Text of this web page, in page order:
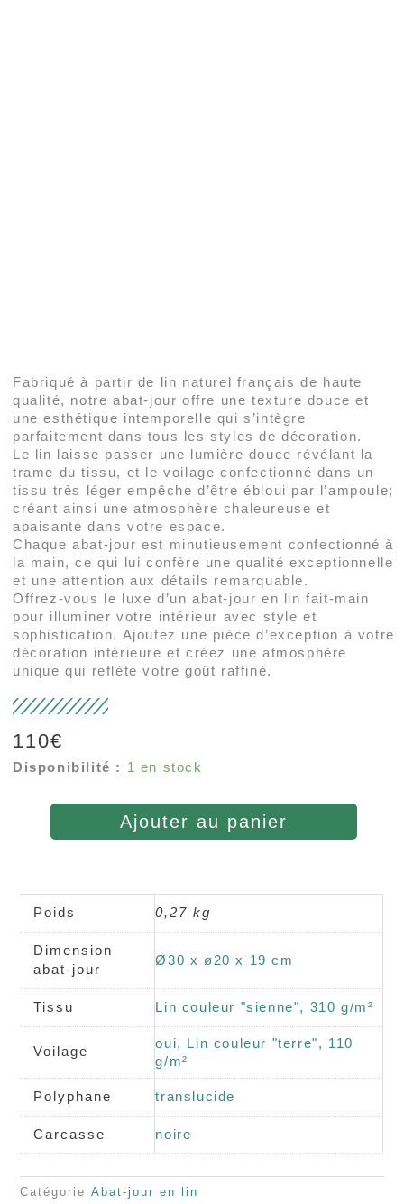
Fabriqué à partir de lin naturel français de haute
qualité, notre abat-jour offre une texture douce et
une esthétique intemporelle qui s’intègre
parfaitement dans tous les styles de décoration.
Le lin laisse passer une lumière douce révélant la
trame du tissu, et le voilage confectionné dans un
tissu très léger empêche d’être ébloui par l’ampoule;
créant ainsi une atmosphère chaleureuse et
apaisante dans votre espace.
Chaque abat-jour est minutieusement confectionné à
la main, ce qui lui confère une qualité exceptionnelle
et une attention aux détails remarquable.
Offrez-vous le luxe d’un abat-jour en lin fait-main
pour illuminer votre intérieur avec style et
sophistication. Ajoutez une pièce d’exception à votre
décoration intérieure et créez une atmosphère
unique qui reflète votre goût raffiné.
110€
Disponibilité : 1 en stock
Ajouter au panier
Poids 0,27 kg
Dimension
abat-jour
Ø30 x ø20 x 19 cm
Tissu Lin couleur "sienne", 310 g/m²
Voilage
oui, Lin couleur "terre", 110
g/m²
Polyphane translucide
Carcasse noire
Catégorie Abat-jour en lin